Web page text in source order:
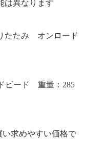
は異なります
たたみ オンロード
ビード 重量：285
求めやすい価格で